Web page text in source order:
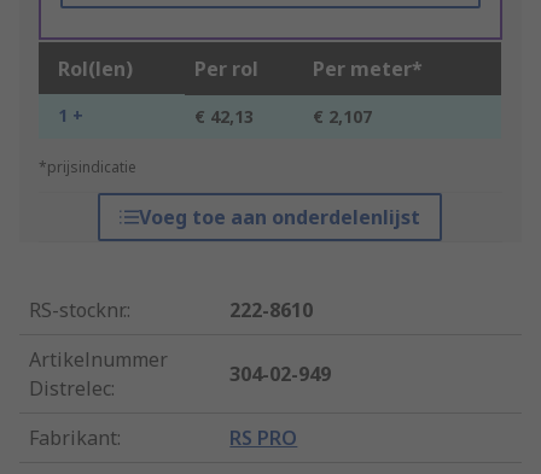
Rol(len) Per rol Per meter*
1 + € 42,13 € 2,107
*prijsindicatie
Voeg toe aan onderdelenlijst
RS-stocknr.:
222-8610
Artikelnummer
Distrelec:
304-02-949
Fabrikant: RS PRO